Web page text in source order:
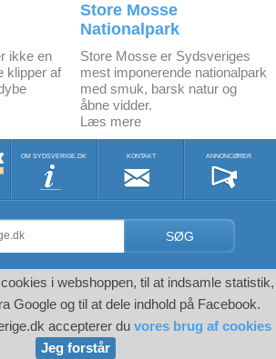
ikke en
klipper af
Store Mosse
Nationalpark
Store Mosse er Sydsveriges
mest imponerende nationalpark
med smuk, barsk natur og
åbne vidder.
Læs mere
OM SYDSVERIGE.DK KONTAKT ANNONCØRER
SØG
i webshoppen, til at indsamle statistik,
Google og til at dele indhold på Facebook.
accepterer du vores brug af cookies
Jeg forstår